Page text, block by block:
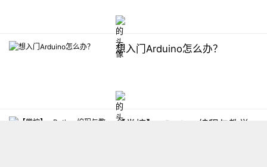
想入门Arduino怎么办？
【掌控】mPython编程与教学